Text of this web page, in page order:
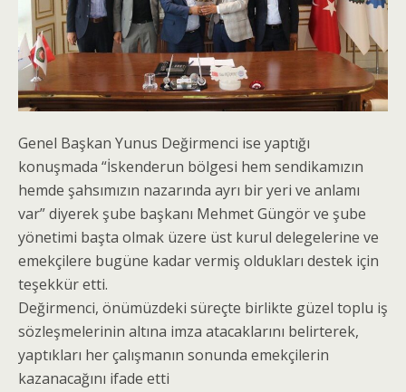
Genel Başkan Yunus Değirmenci ise yaptığı
konuşmada “İskenderun bölgesi hem sendikamızın
hemde şahsımızın nazarında ayrı bir yeri ve anlamı
var” diyerek şube başkanı Mehmet Güngör ve şube
yönetimi başta olmak üzere üst kurul delegelerine ve
emekçilere bugüne kadar vermiş oldukları destek için
teşekkür etti.
Değirmenci, önümüzdeki süreçte birlikte güzel toplu iş
sözleşmelerinin altına imza atacaklarını belirterek,
yaptıkları her çalışmanın sonunda emekçilerin
kazanacağını ifade etti